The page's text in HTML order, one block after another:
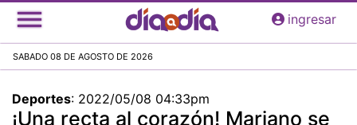
Pasar
al
principal
ingresar
SABADO 08 DE AGOSTO DE 2026
Deportes: 2022/05/08 04:33pm
¡Una recta al corazón! Mariano se